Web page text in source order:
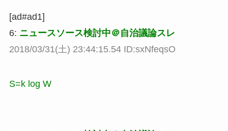
[ad#ad1]
6: ニュースソース検討中＠自治議論スレ
2018/03/31(土) 23:44:15.54 ID:sxNfeqsO
S=k log W